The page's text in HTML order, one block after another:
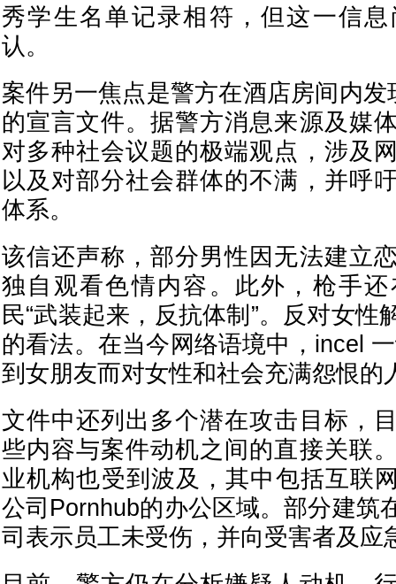
秀学生名单记录相符，但这一信
认。
案件另一焦点是警方在酒店房间内
的宣言文件。据警方消息来源及媒
对多种社会议题的极端观点，涉及
以及对部分社会群体的不满，并呼
体系。
该信还声称，部分男性因无法建立
独自观看色情内容。此外，枪手
民“武装起来，反抗体制”。反对女性
的看法。在当今网络语境中，incel
到女朋友而对女性和社会充满怨恨的
文件中还列出多个潜在攻击目标，
些内容与案件动机之间的直接关联
业机构也受到波及，其中包括互联
公司Pornhub的办公区域。部分建筑
司表示员工未受伤，并向受害者及应